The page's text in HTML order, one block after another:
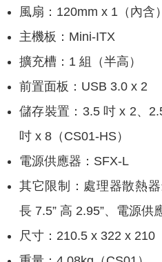
風扇：120mm x 1（內含）
主機板：Mini-ITX
擴充槽：1 組（半高）
前置面板：USB 3.0 x 2
儲存裝置：3.5 吋 x 2、
吋 x 8（CS01-HS）
電源供應器：SFX-L
其它限制：處理器散熱
長 7.5” 高 2.95”、電源供
尺寸：210.5 x 322 x 210